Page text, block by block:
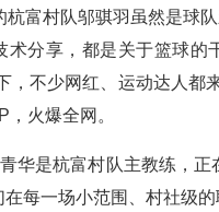
杭富村队邬骐羽虽然是球
术分享，都是关于篮球的
，不少网红、运动达人都
，火爆全网。
青华是杭富村队主教练，
每一场小范围、村社级